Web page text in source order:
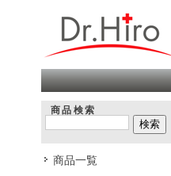
商品検索
商品一覧